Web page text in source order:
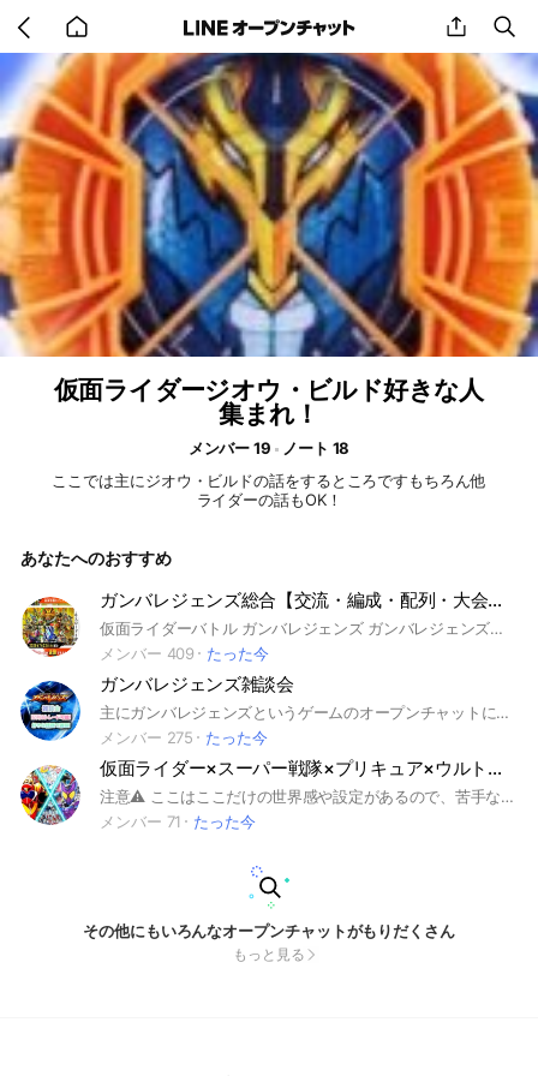
back
to
home
share
仮面ライダージオウ・ビルド好きな人
集まれ！
メンバー 19
ノート 18
ここでは主にジオウ・ビルドの話をするところですもちろん他
ライダーの話もOK！
あなたへのおすすめ
ガンバレジェンズ総合【交流・編成・配列・大会・相場情報】
仮面ライダーバトル ガンバレジェンズ ガンバレジェンズしながら片手に。 様々な情報を詰め込んだオープンチャットです。 ガンバレジェンズ総合【交流・編成・配列・大会・相場情報】 ⬛︎稼働日一覧 2023/3/23（木）ガンバレジェンズ１弾 2023/6/29（木）２弾 2023/9/28（木）３弾 2023/11/30（木）４弾 2024/1/25（木）５弾 2024/3/21（木）シンクロ神話１章 2024/5/23（木）２章 2024/7/25（木）３章 2024/9/19（木）４章 2024/11/21（木）５章 2025/1/23（木）６章 2025/3/21（金）クロマティッククロス１弾 2025/5/22（木）２弾 2025/7/24（木）３弾 2025/9/11（木）４弾 2025/11/6（木）５弾 2026/1/15（木）６弾 2026/3/27（金）バーサスロード１弾 2026/5/28（木）２弾 ⬛︎主な稼働場所 ゲームセンター イオン イトーヨーカドー ドン・キホーテ ドンキホーテ ビックカメラ ヨドバシカメラ namco ナムコ モーリーファンタジー YAMADA ヤマダ電機 SEIYU 西友 Joshin ジョーシン おたちゅう 東京レジャーランド タイトーステーション キッズプラザ キャッツアイ アミューズメント キディランド ⬛︎仮面ライダーシリーズ 仮面ライダーガヴ 仮面ライダーガッチャード 仮面ライダーギーツ 仮面ライダーリバイス 仮面ライダーセイバー 仮面ライダーゼロワン シン・仮面ライダー 仮面ライダーBLACK SUN 仮面ライダージオウ 仮面ライダービルド 仮面ライダーエグゼイド 仮面ライダーゴースト 仮面ライダードライブ 仮面ライダー鎧武/ガイム 仮面ライダーウィザード 仮面ライダーフォーゼ 仮面ライダーオーズ/OOO 仮面ライダーW 仮面ライダーディケイド 仮面ライダーキバ 仮面ライダー電王 仮面ライダーカブト 仮面ライダー響鬼 仮面ライダー剣 仮面ライダー555 仮面ライダー龍騎 仮面ライダーアギト 仮面ライダークウガ 仮面ライダーアマゾンズ 仮面ライダー THE NEXT 仮面ライダー THE FIRST 仮面ライダーBLACK RX 仮面ライダーBLACK 仮面ライダーZX 仮面ライダースーパー1
メンバー 409
たった今
ガンバレジェンズ雑談会
主にガンバレジェンズというゲームのオープンチャットになりますが、雑談場所なので基本何を話してもok！ サブトークルームにもその話題だけ話す場所も作って楽しんで話せるようにしています。 トレードなども可能です。 最近(2025年8月)ではここのオプ専用のディスコード鯖も作り、通話を通して話すことも出来ます。 (ライブトークも時々やります) ですが荒らしは絶対にダメです。 絶版にしています。 管理人も現在9人で荒らし対策や荒らし対処などもしっかり行っています。 もちろんガンバレジェンズに詳しい人も沢山いるのでデッキ考案などし合いながら一緒にガンバレジェンズを楽しみましょう！！ #ガンバレジェンズ #ガンバライジング #ガンバライド
メンバー 275
たった今
仮面ライダー×スーパー戦隊×プリキュア×ウルトラマン× PROJECT R.E.D. なりきり
注意⚠️ ここはここだけの世界感や設定があるので、苦手な人は別のオプを探してください。 この世界には、私達を守るヒーローがいる。 昆虫等の力を宿すバイク乗りの戦士 「仮面ライダー」。 5人で1人、それぞれの力を合わせて戦う戦士 「スーパー戦隊」。 一見は普通の少女でも誰かを守る為ならば恐れずに悪と戦う戦士 「プリキュア」。 人と絆を結び、迫る強大な悪を照らす光の戦士 「ウルトラマン」。 彼等、そして彼女等の活躍により、それぞれの世界の平和は守られている。 そんな中、とある世界の青年は、涙を流しながら呟く。 「ヒーローなんていなければ…」 その後、それぞれの世界が急に眩い光に包まれた。 光が世界を包んだあと目を覚ますと、すべてのヒーローの世界が融合していた。 街も、建物も、何もかも。 無茶苦茶に世界が融合したことによって、戦いによって命を落としてしまったもの、力を失ってしまったものは力や命を取り戻した。 融合したことで混沌に包まれたこの世界。 何故、世界が融合してしまったのか。 青年の正体とはなんなのか。 ヒーロー達はそれぞれの世界を取り戻すことができるのか。 仮面ライダー/スーパー戦隊/プリキュア/ウルトラマン のなりきりオプ！オリキャラも勿論可能！ なんで4つの世界が融合してるんだよ！！！教えはどうなってんだ教えは！！！ って細かいこと突っ込むのはやめてくれ…(´・ω・｀) とにかく 「節度を持ってさえくれれば何してもOK！！」 皆さんのお越しをお待ちしています！ #仮面ライダー #スーパー戦隊 #プリキュア #ウルトラマン #PROJECT R.E.D. #プロジェクトレッド #オリキャラ #なりきり #也
メンバー 71
たった今
その他にもいろんなオープンチャットがもりだくさん
もっと見る